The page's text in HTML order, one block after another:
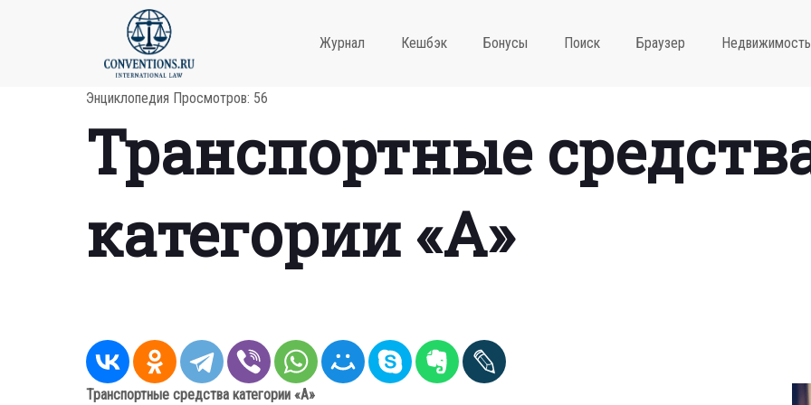
Журнал Кешбэк Бонусы Поиск Браузер Недвижимость
Энциклопедия Просмотров: 56
Транспортные
категории «A»
Транспортные средства категории «A»